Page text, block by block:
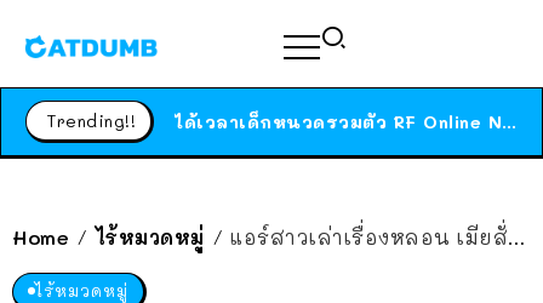
Trending!! ได้เวลาเด็กหนวดรวมตัว RF Online Next เปิดให้เล่นแล้ว เกม Sci-Fi MMORPG ระดับตำนาน เล่นได้ทั้งมือถือและ PC
สาวญี่ปุ่นโดนแมวตัวเองกัด ไม่ได้ไปหาหมอตั้งแต่เนิ่นๆ สุดท้ายขาบวม กลายเป็นโรคเนื้อเน่า เตือนทาสแมวทั้งหลายให้ระวัง
Home / ไร้หมวดหมู่ / แอร์สาวเล่าเรื่องหลอน เมียสั่งชาเขียวให้ผัว แต่ความจริงคือ เธอเป็นศพอยู่ใต้เครื่อง
ไร้หมวดหมู่